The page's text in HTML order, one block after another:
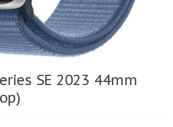
SE 2023 44mm